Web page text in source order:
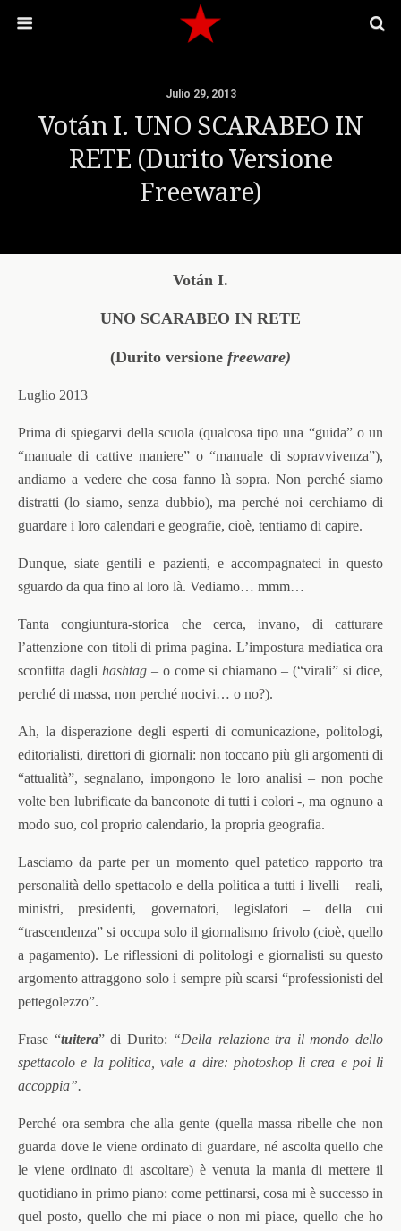
Julio 29, 2013
Votán I. UNO SCARABEO IN
RETE (Durito Versione
Freeware)
Votán I.
UNO SCARABEO IN RETE
(Durito versione freeware)
Luglio 2013
Prima di spiegarvi della scuola (qualcosa tipo una “guida” o un
“manuale di cattive maniere” o “manuale di sopravvivenza”),
andiamo a vedere che cosa fanno là sopra. Non perché siamo
distratti (lo siamo, senza dubbio), ma perché noi cerchiamo di
guardare i loro calendari e geografie, cioè, tentiamo di capire.
Dunque, siate gentili e pazienti, e accompagnateci in questo
sguardo da qua fino al loro là. Vediamo… mmm…
Tanta congiuntura-storica che cerca, invano, di catturare
l’attenzione con titoli di prima pagina. L’impostura mediatica ora
sconfitta dagli hashtag– o come si chiamano – (“virali” si dice,
perché di massa, non perché nocivi… o no?).
Ah, la disperazione degli esperti di comunicazione, politologi,
editorialisti, direttori di giornali: non toccano più gli argomenti di
“attualità”, segnalano, impongono le loro analisi – non poche
volte ben lubrificate da banconote di tutti i colori -, ma ognuno a
modo suo, col proprio calendario, la propria geografia.
Lasciamo da parte per un momento quel patetico rapporto tra
personalità dello spettacolo e della politica a tutti i livelli – reali,
ministri, presidenti, governatori, legislatori – della cui
“trascendenza” si occupa solo il giornalismo frivolo (cioè, quello
a pagamento). Le riflessioni di politologi e giornalisti su questo
argomento attraggono solo i sempre più scarsi “professionisti del
pettegolezzo”.
Frase “tuitera” di Durito: “Della relazione tra il mondo dello
spettacolo e la politica, vale a dire: photoshop li crea e poi li
accoppia”.
Perché ora sembra che alla gente (quella massa ribelle che non
guarda dove le viene ordinato di guardare, né ascolta quello che
le viene ordinato di ascoltare) è venuta la mania di mettere il
quotidiano in primo piano: come pettinarsi, cosa mi è successo in
quel posto, quello che mi piace o non mi piace, quello che ho